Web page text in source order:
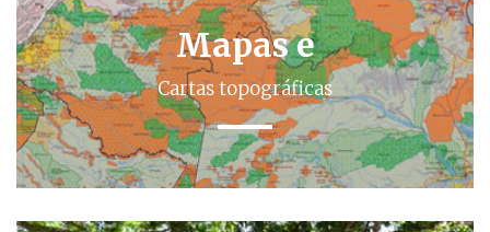
Mapas e
Cartas topográficas